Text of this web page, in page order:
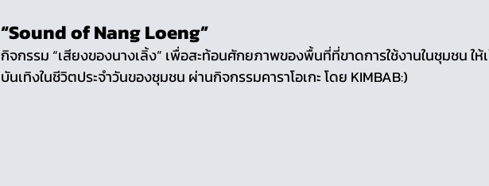
“Sound of Nang Loeng”
กิจกรรม “เสียงของนางเลิ้ง” เพื่อสะท้อนศักยภาพของพื้นที่ที่ขาดการใช้งานในชุมชน ใ
บันเทิงในชีวิตประจำวันของชุมชน ผ่านกิจกรรมคาราโอเกะ โดย KIMBAB:)